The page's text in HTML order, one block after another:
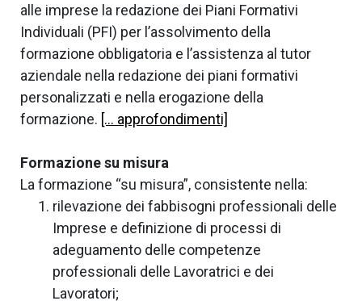
alle imprese la redazione dei Piani Formativi
Individuali (PFI) per l’assolvimento della
formazione obbligatoria e l’assistenza al tutor
aziendale nella redazione dei piani formativi
personalizzati e nella erogazione della
formazione. [… approfondimenti]
Formazione su misura
La formazione “su misura”, consistente nella:
rilevazione dei fabbisogni professionali delle
Imprese e definizione di processi di
adeguamento delle competenze
professionali delle Lavoratrici e dei
Lavoratori;